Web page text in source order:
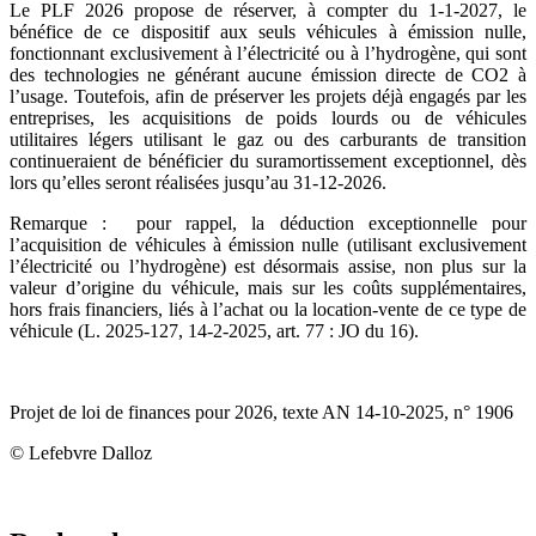
Le PLF 2026 propose de réserver, à compter du 1-1-2027, le
bénéfice de ce dispositif aux seuls véhicules à émission nulle,
fonctionnant exclusivement à l’électricité ou à l’hydrogène, qui sont
des technologies ne générant aucune émission directe de CO2 à
l’usage. Toutefois, afin de préserver les projets déjà engagés par les
entreprises, les acquisitions de poids lourds ou de véhicules
utilitaires légers utilisant le gaz ou des carburants de transition
continueraient de bénéficier du suramortissement exceptionnel, dès
lors qu’elles seront réalisées jusqu’au 31-12-2026.
Remarque : pour rappel, la déduction exceptionnelle pour
l’acquisition de véhicules à émission nulle (utilisant exclusivement
l’électricité ou l’hydrogène) est désormais assise, non plus sur la
valeur d’origine du véhicule, mais sur les coûts supplémentaires,
hors frais financiers, liés à l’achat ou la location-vente de ce type de
véhicule (L. 2025-127, 14-2-2025, art. 77 : JO du 16).
Projet de loi de finances pour 2026, texte AN 14-10-2025, n° 1906
© Lefebvre Dalloz